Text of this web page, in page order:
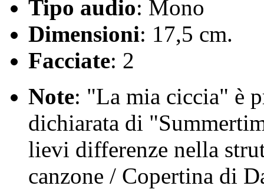
Tipo audio: Mono
Dimensioni: 17,5 cm.
Facciate: 2
Note: "La mia ciccia" è
dichiarata di
lievi differenze nella
canzone / Copertina di